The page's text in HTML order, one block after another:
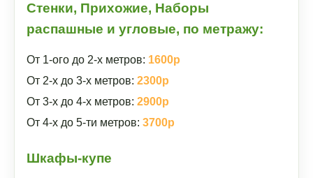
Стенки, Прихожие, Наборы
распашные и угловые, по метражу:
От 1-ого до 2-х метров: 1600р
От 2-х до 3-х метров: 2300р
От 3-х до 4-х метров: 2900р
От 4-х до 5-ти метров: 3700р
Шкафы-купе